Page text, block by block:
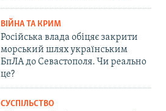
ВІЙНА ТА КРИМ
Російська влада обіцяє закрити
морський шлях українським
БпЛА до Севастополя. Чи реально
це?
СУСПІЛЬСТВО